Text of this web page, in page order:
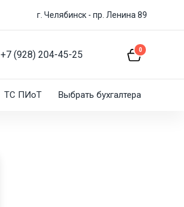
г. Челябинск - пр. Ленина 89
+7 (928) 204-45-25 0
ТС ПИоТ Выбрать бухгалтера